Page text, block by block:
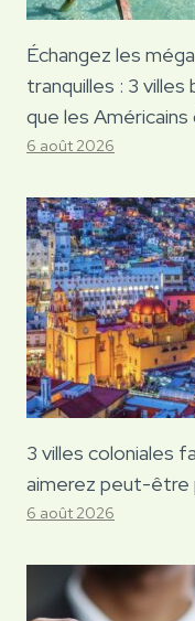
Échangez les
tranquilles : 3 villes
que les
6 août 2026
3 villes coloniales
aimerez peut-être
6 août 2026